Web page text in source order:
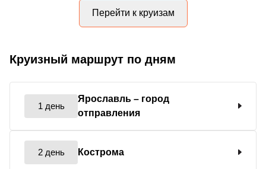
Перейти к круизам
Круизный маршрут по дням
1 день
Ярославль – город
отправления
2 день Кострома